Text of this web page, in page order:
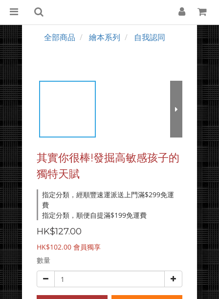
全部商品 繪本系列 自我認同
其實你很棒!發掘高敏感孩子的
獨特天賦
指定分類，經順豐速運派送上門滿$299免運
費
指定分類，順便自提滿$199免運費
HK$127.00
HK$102.00 會員獨享
數量